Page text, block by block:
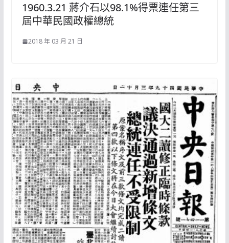
1960.3.21 蔣介石以98.1%得票連任第三
屆中華民國政權總統
2018 年 03 月 21 日